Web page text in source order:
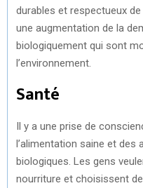
durables et respectueux
une augmentation de la
biologiquement qui sont
l’environnement.
Santé
Il y a une prise de
l’alimentation saine et des
biologiques. Les gens
nourriture et choisissent